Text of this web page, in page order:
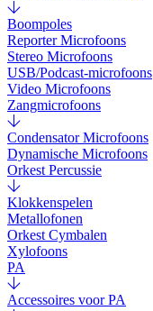
Boompoles
Reporter Microfoons
Stereo Microfoons
USB/Podcast-microfoons
Video Microfoons
Zangmicrofoons
Condensator Microfoons
Dynamische Microfoons
Orkest Percussie
Klokkenspelen
Metallofonen
Orkest Cymbalen
Xylofoons
PA
Accessoires voor PA